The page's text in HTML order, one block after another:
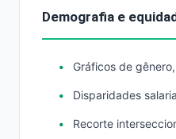
Demografia e
Gráficos de
Disparidades
Recorte